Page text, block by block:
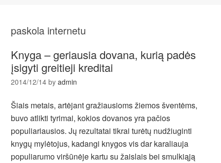
paskola internetu
Knyga – geriausia dovana, kurią padės
įsigyti greitieji kreditai
2014/12/14 byadmin
Šiais metais, artėjant gražiausioms žiemos šventėms,
buvo atlikti tyrimai, kokios dovanos yra pačios
populiariausios. Jų rezultatai tikrai turėtų nudžiuginti
knygų mylėtojus, kadangi knygos vis dar karaliauja
populiarumo viršūnėje kartu su žaislais bei smulkiąją